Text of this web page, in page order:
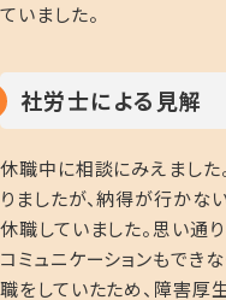
ていました。
社労士による見解
休職中に相談にみえまし
りましたが、納得が行かな
休職していました。思い通
コミュニケーションもでき
職をしていたため、障害厚